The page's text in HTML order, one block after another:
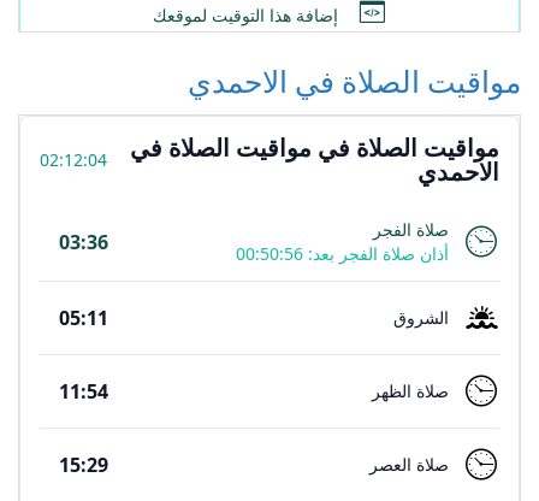
مواقيت الصلاة في الاحمدي